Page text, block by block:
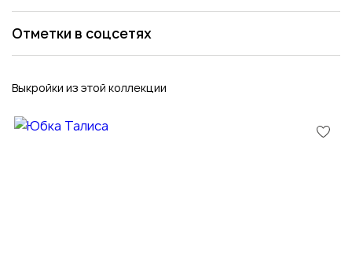
Отметки в соцсетях
Выкройки из этой коллекции